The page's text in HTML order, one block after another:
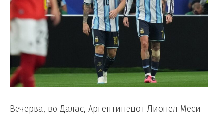
Вечерва, во Далас, Аргентинецот Лионел Меси